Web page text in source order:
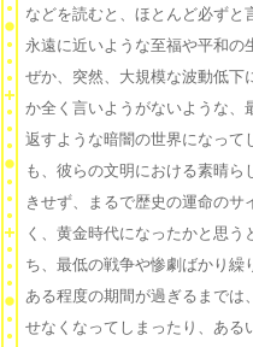
などを読むと、ほとんど必ず
永遠に近いような至福や平和の
ぜか、突然、大規模な波動低下
か全く言いようがないような、
返すような暗闇の世界になって
も、彼らの文明における素晴
きせず、まるで歴史の運命のサ
く、黄金時代になったかと思う
ち、最低の戦争や惨劇ばかり繰
ある程度の期間が過ぎるまでは
せなくなってしまったり、ある